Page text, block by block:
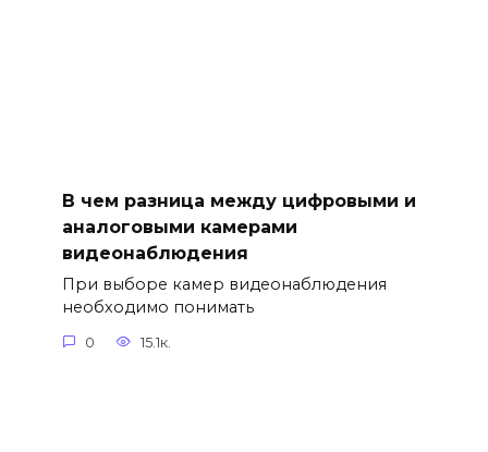
В чем разница между цифровыми и
аналоговыми камерами
видеонаблюдения
При выборе камер видеонаблюдения
необходимо понимать
0 15.1к.